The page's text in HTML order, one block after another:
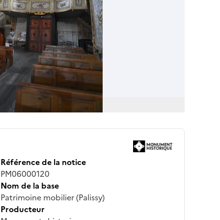
Référence de la notice
PM06000120
Nom de la base
Patrimoine mobilier (Palissy)
Producteur